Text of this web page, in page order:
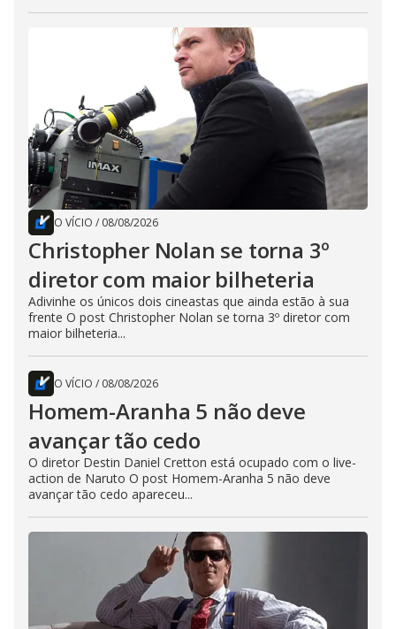
O VÍCIO / 08/08/2026
Christopher Nolan se torna 3º
diretor com maior bilheteria
Adivinhe os únicos dois cineastas que ainda estão à sua
frente O post Christopher Nolan se torna 3º diretor com
maior bilheteria...
O VÍCIO / 08/08/2026
Homem-Aranha 5 não deve
avançar tão cedo
O diretor Destin Daniel Cretton está ocupado com o live-
action de Naruto O post Homem-Aranha 5 não deve
avançar tão cedo apareceu...